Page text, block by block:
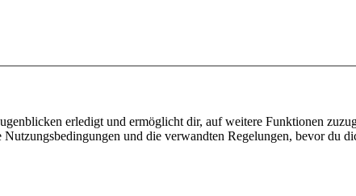
erledigt und ermöglicht dir, auf weitere Funktionen
und die verwandten Regelungen, bevor du